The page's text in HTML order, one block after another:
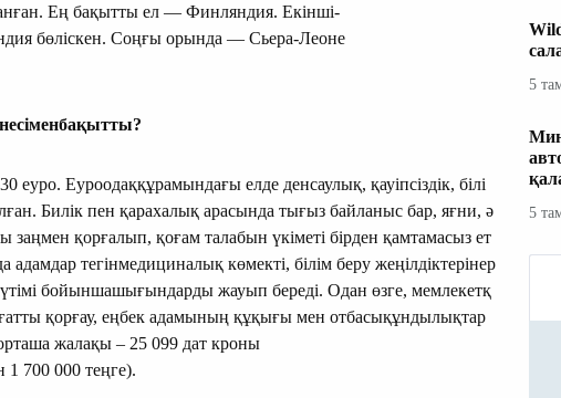
Ең бақытты ел — Финляндия. Екінші-
бөліскен. Соңғы орында — Сьера-Леоне
несіменбақытты?
Еуроодаққұрамындағы елде денсаулық, қауіпсіздік, білі
Билік пен қарахалық арасында тығыз байланыс бар, яғни, ә
қорғалып, қоғам талабын үкіметі бірден қамтамасыз ет
адамдар тегінмедициналық көмекті, білім беру жеңілдіктерінер
бойыншашығындарды жауып береді. Одан өзге, мемлекетқ
қорғау, еңбек адамының құқығы мен отбасықұндылықтар
жалақы – 25 099 дат кроны
1 700 000 теңге).
5
5